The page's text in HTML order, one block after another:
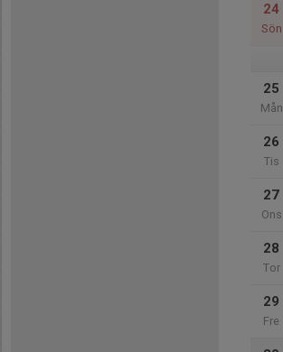
24
Sön
25
Mån
26
Tis
27
Ons
28
Tor
29
Fre